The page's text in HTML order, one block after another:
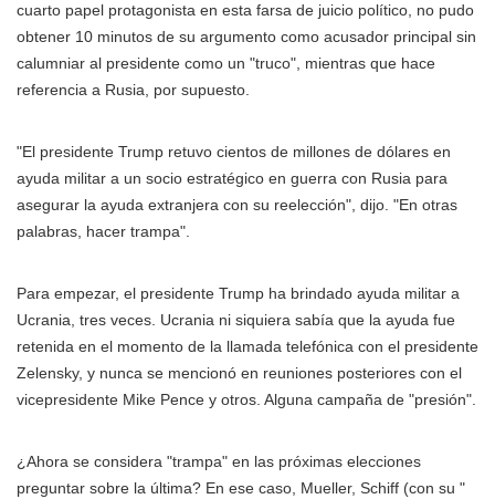
cuarto papel protagonista en esta farsa de juicio político, no pudo
obtener 10 minutos de su argumento como acusador principal sin
calumniar al presidente como un "truco", mientras que hace
referencia a Rusia, por supuesto.
"El presidente Trump retuvo cientos de millones de dólares en
ayuda militar a un socio estratégico en guerra con Rusia para
asegurar la ayuda extranjera con su reelección", dijo. "En otras
palabras, hacer trampa".
Para empezar, el presidente Trump ha brindado ayuda militar a
Ucrania, tres veces. Ucrania ni siquiera sabía que la ayuda fue
retenida en el momento de la llamada telefónica con el presidente
Zelensky, y nunca se mencionó en reuniones posteriores con el
vicepresidente Mike Pence y otros. Alguna campaña de "presión".
¿Ahora se considera "trampa" en las próximas elecciones
preguntar sobre la última? En ese caso, Mueller, Schiff (con su "